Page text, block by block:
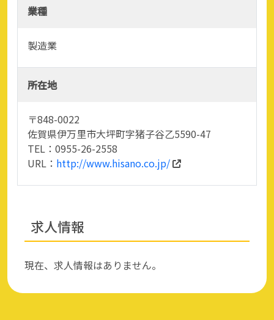
業種
製造業
所在地
〒848-0022
佐賀県伊万里市大坪町字猪子谷乙5590-47
TEL：0955-26-2558
URL： http://www.hisano.co.jp/
求人情報
現在、求人情報はありません。